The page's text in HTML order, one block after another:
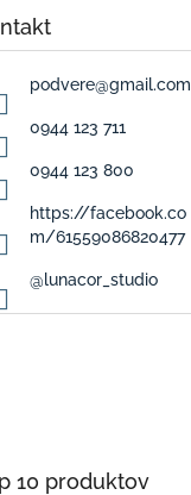
podvere@gmail.com
0944 123 711
0944 123 800
https://facebook.co
m/61559086820477
@lunacor_studio
10 produktov